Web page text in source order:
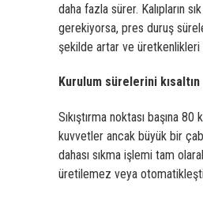
daha fazla sürer. Kalıpların
gerekiyorsa, pres duruş
şekilde artar ve üretkenlikleri
Kurulum sürelerini kısaltın
Sıkıştırma noktası başına 80
kuvvetler ancak büyük bir
dahası sıkma işlemi tam
üretilemez veya